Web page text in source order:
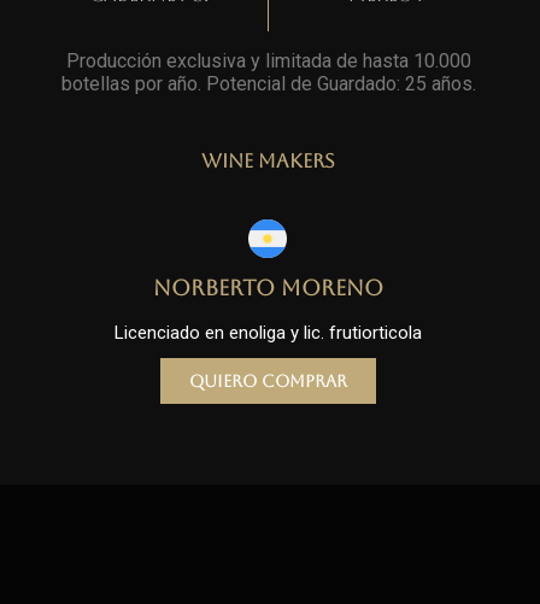
Producción exclusiva y limitada de hasta 10.000
botellas por año. Potencial de Guardado: 25 años.
Wine Makers
Norberto Moreno
Licenciado en enoliga y lic. frutiorticola
Quiero comprar